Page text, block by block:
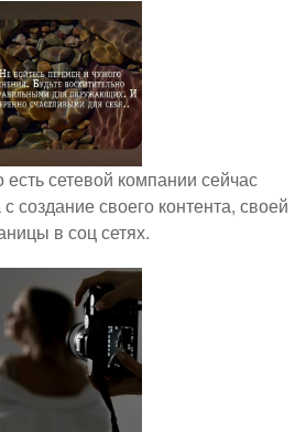
есть сетевой компании сейчас
создание своего контента, своей
в соц сетях.